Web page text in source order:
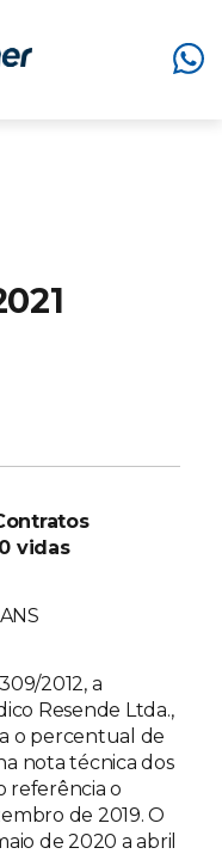
vidas
2012, a
Resende Ltda.,
o percentual de
nota técnica dos
referência o
de 2019. O
de 2020 a abril